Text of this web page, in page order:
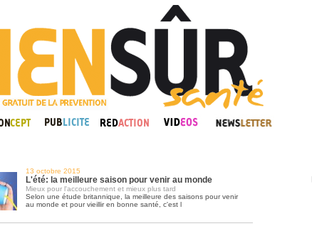
13 octobre 2015
L'été: la meilleure saison pour venir au monde
Mieux pour l'accouchement et mieux plus tard
Selon une étude britannique, la meilleure des saisons pour venir
au monde et pour vieillir en bonne santé, c'est l